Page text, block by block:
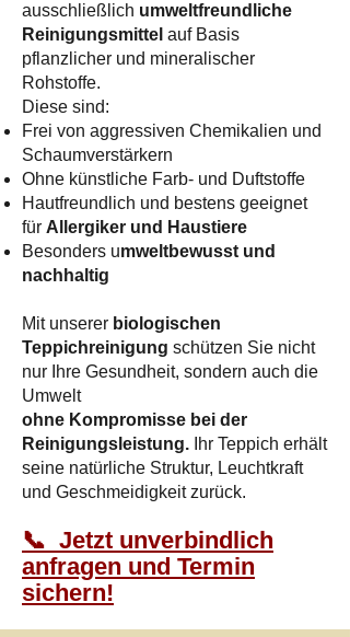
ausschließlich umweltfreundliche
Reinigungsmittel auf Basis
pflanzlicher und mineralischer
Rohstoffe.
Diese sind:
Frei von aggressiven Chemikalien und
Schaumverstärkern
Ohne künstliche Farb- und Duftstoffe
Hautfreundlich und bestens geeignet
für Allergiker und Haustiere
Besonders umweltbewusst und
nachhaltig
Mit unserer biologischen
Teppichreinigung schützen Sie nicht
nur Ihre Gesundheit, sondern auch die
Umwelt
ohne Kompromisse bei der
Reinigungsleistung. Ihr Teppich erhält
seine natürliche Struktur, Leuchtkraft
und Geschmeidigkeit zurück.​
📞 Jetzt unverbindlich
anfragen und Termin
sichern!